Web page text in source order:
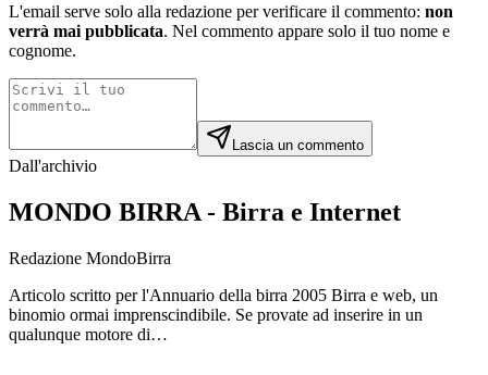
L'email serve solo alla redazione per verificare il commento: non
verrà mai pubblicata. Nel commento appare solo il tuo nome e
cognome.
Lascia un commento
Dall'archivio
MONDO BIRRA - Birra e Internet
Redazione MondoBirra
Articolo scritto per l'Annuario della birra 2005 Birra e web, un
binomio ormai imprenscindibile. Se provate ad inserire in un
qualunque motore di…